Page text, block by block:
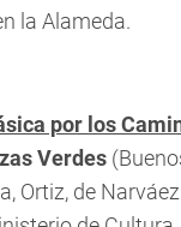
la Alameda.
por los
Verdes
Ortiz, de